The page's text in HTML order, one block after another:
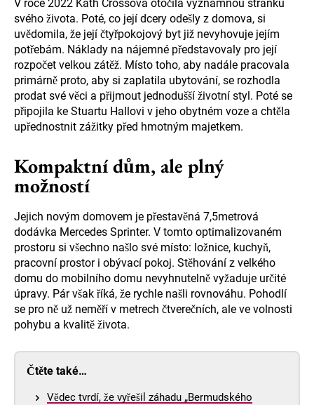
V roce 2022 Kath Crossová otočila významnou stránku
svého života. Poté, co její dcery odešly z domova, si
uvědomila, že její čtyřpokojový byt již nevyhovuje jejím
potřebám. Náklady na nájemné představovaly pro její
rozpočet velkou zátěž. Místo toho, aby nadále pracovala
primárně proto, aby si zaplatila ubytování, se rozhodla
prodat své věci a přijmout jednodušší životní styl. Poté se
připojila ke Stuartu Hallovi v jeho obytném voze a chtěla
upřednostnit zážitky před hmotným majetkem.
Kompaktní dům, ale plný
možností
Jejich novým domovem je přestavěná 7,5metrová
dodávka Mercedes Sprinter. V tomto optimalizovaném
prostoru si všechno našlo své místo: ložnice, kuchyň,
pracovní prostor i obývací pokoj. Stěhování z velkého
domu do mobilního domu nevyhnutelně vyžaduje určité
úpravy. Pár však říká, že rychle našli rovnováhu. Pohodlí
se pro ně už neměří v metrech čtverečních, ale ve volnosti
pohybu a kvalitě života.
Čtěte také…
Vědec tvrdí, že vyřešil záhadu „Bermudského